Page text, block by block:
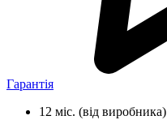
Гарантія
12 міс. (від виробника)